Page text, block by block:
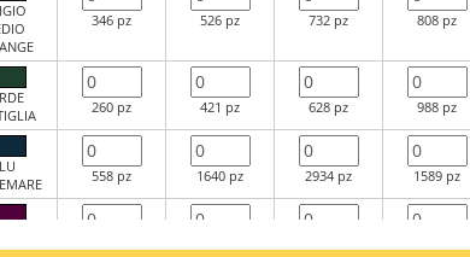
346 pz 526 pz 732 pz 808 pz
260 pz 421 pz 628 pz 988 pz
558 pz 1640 pz 2934 pz 1589 pz